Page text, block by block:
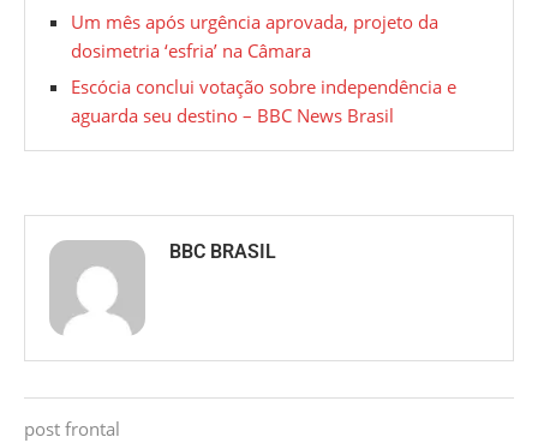
Um mês após urgência aprovada, projeto da
dosimetria ‘esfria’ na Câmara
Escócia conclui votação sobre independência e
aguarda seu destino – BBC News Brasil
BBC BRASIL
post frontal